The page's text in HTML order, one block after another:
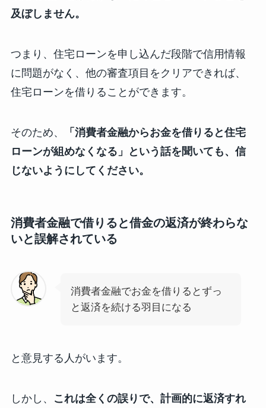
及ぼしません。
つまり、住宅ローンを申し込んだ段階で信用情報
に問題がなく、他の審査項目をクリアできれば、
住宅ローンを借りることができます。
そのため、
「消費者金融からお金を借りると住宅
ローンが組めなくなる」という話を聞いても、信
じないようにしてください。
消費者金融で借りると借金の返済が終わらな
いと誤解されている
消費者金融でお金を借りるとずっ
と返済を続ける羽目になる
と意見する人がいます。
しかし、 これは全くの誤りで、計画的に返済すれ